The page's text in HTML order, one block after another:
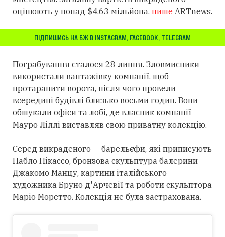
оцінюють у понад $4,63 мільйона, пише ARTnews.
ПІДПИШИСЬ НА БЖ В INSTAGRAM, FACEBOOK, TELEGRAM
Пограбування сталося 28 липня. Зловмисники
використали вантажівку компанії, щоб
протаранити ворота, після чого провели
всередині будівлі близько восьми годин. Вони
обшукали офіси та лобі, де власник компанії
Мауро Ліллі виставляв свою приватну колекцію.
Серед викраденого — барельєфи, які приписують
Пабло Пікассо, бронзова скульптура балерини
Джакомо Манцу, картини італійського
художника Бруно д'Арчевії та роботи скульптора
Маріо Моретто. Колекція не була застрахована.